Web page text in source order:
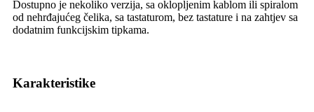
Dostupno je nekoliko verzija, sa oklopljenim kablom ili spiralom
od nehrđajućeg čelika, sa tastaturom, bez tastature i na zahtjev sa
dodatnim funkcijskim tipkama.
Karakteristike